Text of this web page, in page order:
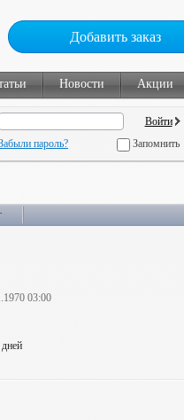
Добавить заказ
Новости Акции
пароль? Запомнить
03:00